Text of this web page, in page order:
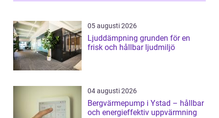
05 augusti 2026
Ljuddämpning grunden för en
frisk och hållbar ljudmiljö
04 augusti 2026
Bergvärmepump i Ystad – hållbar
och energieffektiv uppvärmning